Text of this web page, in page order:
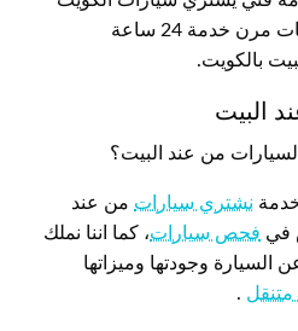
خدمة 24 ساعة
بالكويت.
البيت
من عند البيت؟
نشتري سيارات من عند
في فحص سيارات، كما اننا نملك
السيارة وجودتها وميزاتها
متنقل .